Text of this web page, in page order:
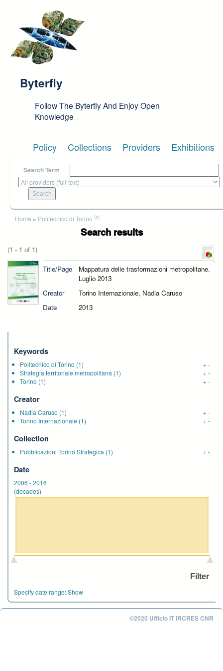
Byterfly
Follow The Byterfly And Enjoy Open
Knowledge
Policy Collections Providers Exhibitions
Search Term
You are here
Home » Politecnico di Torino (x)
Search results
(1 - 1 of 1)
Title/Page
Mappatura delle trasformazioni metropolitane.
Luglio 2013
Creator
Torino Internazionale, Nadia Caruso
Date
2013
Keywords
Politecnico di Torino (1) +-
Strategia territoriale metropolitana (1) +-
Torino (1) +-
Creator
Nadia Caruso (1) +-
Torino Internazionale (1) +-
Collection
Pubblicazioni Torino Strategica (1) +-
Date
2006 -2016
(decades)
Specify date range:Show
©2020 Ufficio IT IRCRES CNR